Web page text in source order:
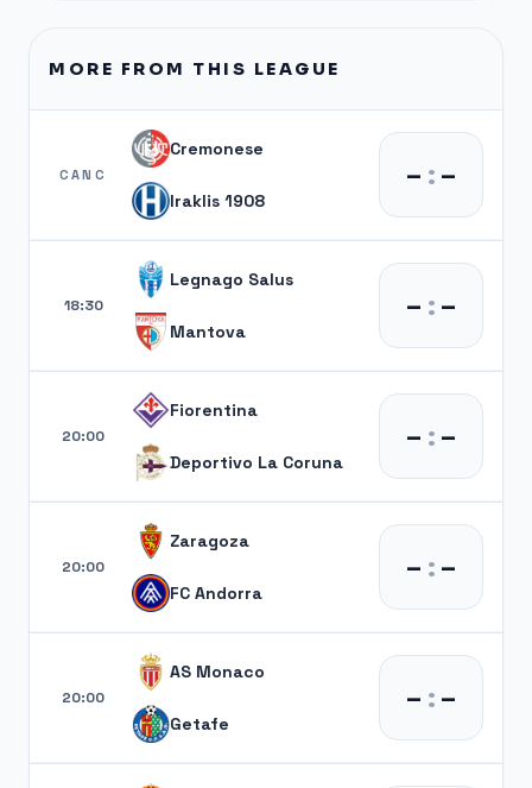
MORE FROM THIS LEAGUE
CANC
Cremonese
Iraklis 1908
– :–
18:30
Legnago Salus
Mantova
– :–
20:00
Fiorentina
Deportivo La Coruna
– :–
20:00
Zaragoza
FC Andorra
– :–
20:00
AS Monaco
Getafe
– :–